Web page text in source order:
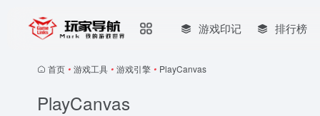
游戏印记 排行榜
首页 • 游戏工具 • 游戏引擎 • PlayCanvas
PlayCanvas